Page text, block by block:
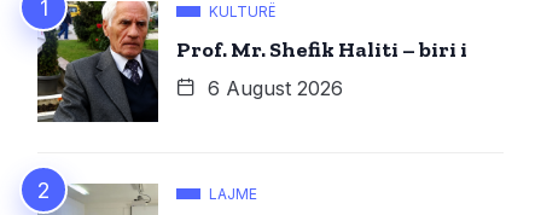
KULTURË
Prof. Mr. Shefik Haliti – biri i
6 August 2026
LAJME